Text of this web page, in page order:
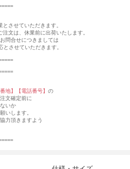
させていただきます。
文は、休業前に出荷いたします。
問合せにつきましては
させていただきます。
番地】【電話番号】 の
文確定前に
いか
いします。
力頂きますよう